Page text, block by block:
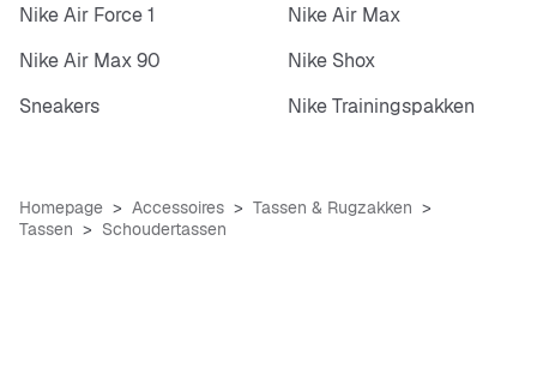
Nike Air Force 1
Nike Air Max
Nike Air Max 90
Nike Shox
Sneakers
Nike Trainingspakken
Homepage Accessoires
Tassen & Rugzakken
Tassen
Schoudertassen